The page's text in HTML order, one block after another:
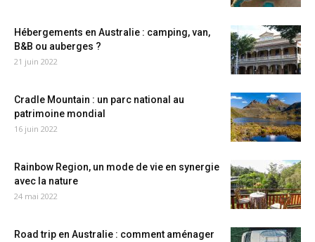
Hébergements en Australie : camping, van,
B&B ou auberges ?
21 juin 2022
Cradle Mountain : un parc national au
patrimoine mondial
16 juin 2022
Rainbow Region, un mode de vie en synergie
avec la nature
24 mai 2022
Road trip en Australie : comment aménager